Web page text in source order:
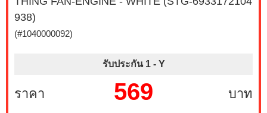
938)
(#1040000092)
รับประกัน 1 - Y
ราคา บาท
569